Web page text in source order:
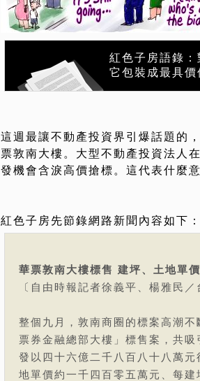
紅色子房語錄
它包裝成最具價
這週最讓不動產投資界引爆話題的
票敦南大樓。大型不動產投資法人
發機會含淚高價搶標。這代表什麼
紅色子房先節錄網路新聞內容如下：
華票敦南大樓標售 建坪、土地單
〔自由時報記者徐義平、楊雅民／
整個九月，敦南商圈的標案高潮
票券金融總部大樓」標售案，共
發以四十六億二千八百八十八萬
地單價約一千四百零五萬元、每